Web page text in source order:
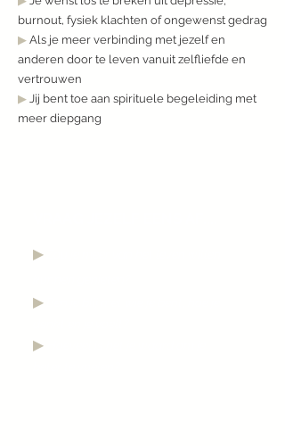
burnout, fysiek klachten of ongewenst gedrag
▶︎ Als je meer verbinding met jezelf en
anderen door te leven vanuit zelfliefde en
vertrouwen
▶︎ Jij bent toe aan spirituele begeleiding met
meer diepgang
▶︎
▶︎
▶︎